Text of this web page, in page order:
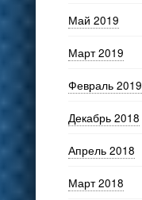
Май 2019
Март 2019
Февраль 2019
Декабрь 2018
Апрель 2018
Март 2018